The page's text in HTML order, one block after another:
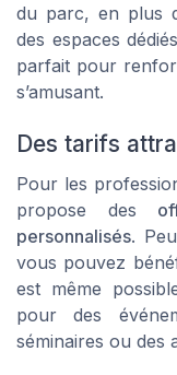
du parc, en plus
des espaces
parfait pour
s’amusant.
Des tarifs
Pour les
propose des
personnalisés.
vous pouvez
est même
pour des
séminaires ou des